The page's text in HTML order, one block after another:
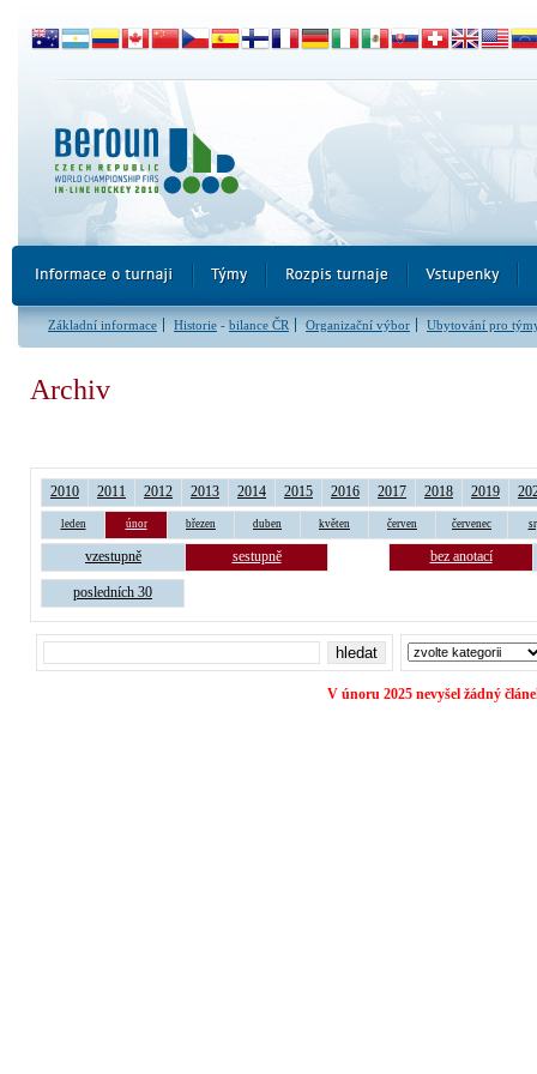
Základní informace Historie - bilance ČR Organizační výbor Ubytování pro
Archiv
2010 2011 2012 2013 2014 2015 2016 2017 2018 2019
leden únor březen duben květen červen červenec
vzestupně sestupně bez anotací
posledních 30
V únoru 2025 nevyšel žádný